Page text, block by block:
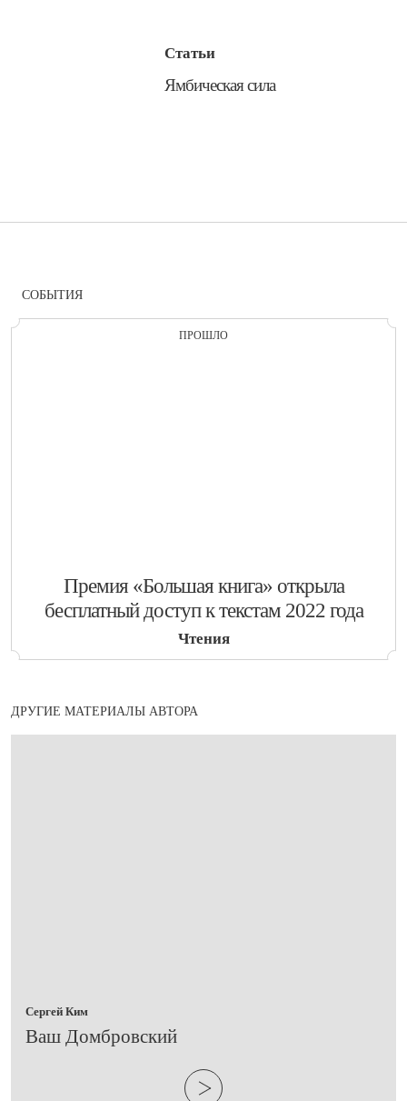
Статьи
​Ямбическая сила
СОБЫТИЯ
ПРОШЛО
​Премия «Большая книга» открыла
бесплатный доступ к текстам 2022 года
Чтения
ДРУГИЕ МАТЕРИАЛЫ АВТОРА
Сергей Ким
Ваш Домбровский